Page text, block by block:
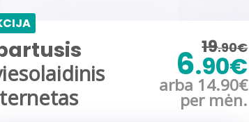
19.90€
6.90€
arba 14.90€
per mėn.